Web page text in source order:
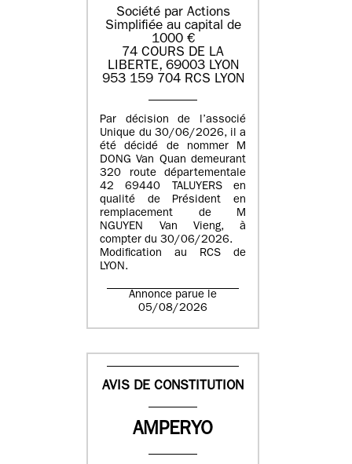
Société par Actions
Simplifiée au capital de
1000 €
74 COURS DE LA
LIBERTE, 69003 LYON
953 159 704 RCS LYON
Par décision de l’associé
Unique du 30/06/2026, il a
été décidé de nommer M
DONG Van Quan demeurant
320 route départementale
42 69440 TALUYERS en
qualité de Président en
remplacement de M
NGUYEN Van Vieng, à
compter du 30/06/2026.
Modification au RCS de
LYON.
Annonce parue le
05/08/2026
AVIS DE CONSTITUTION
AMPERYO